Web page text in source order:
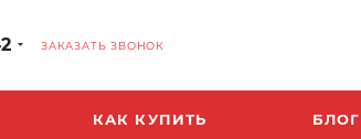
ЗАКАЗАТЬ ЗВОНОК
КАК КУПИТЬ БЛОГ